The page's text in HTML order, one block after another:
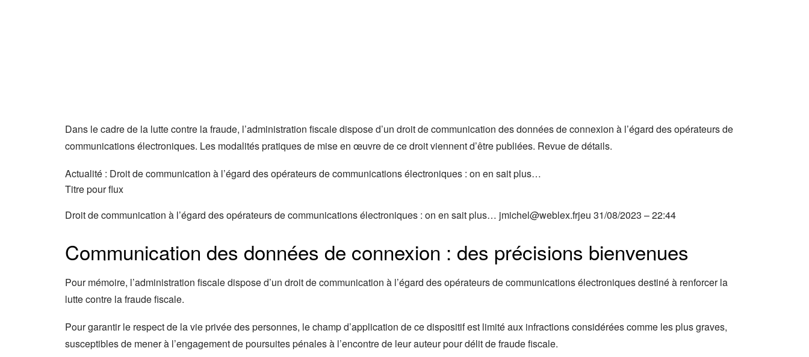
Dans le cadre de la lutte contre la fraude, l’administration fiscale dispose d’un droit de communication des données de connexion à l’égard des opérateurs de
communications électroniques. Les modalités pratiques de mise en œuvre de ce droit viennent d’être publiées. Revue de détails.
Actualité : Droit de communication à l’égard des opérateurs de communications électroniques : on en sait plus…
Titre pour flux
Droit de communication à l’égard des opérateurs de communications électroniques : on en sait plus… jmichel@weblex.frjeu 31/08/2023 – 22:44
Communication des données de connexion : des précisions bienvenues
Pour mémoire, l’administration fiscale dispose d’un droit de communication à l’égard des opérateurs de communications électroniques destiné à renforcer la
lutte contre la fraude fiscale.
Pour garantir le respect de la vie privée des personnes, le champ d’application de ce dispositif est limité aux infractions considérées comme les plus graves,
susceptibles de mener à l’engagement de poursuites pénales à l’encontre de leur auteur pour délit de fraude fiscale.